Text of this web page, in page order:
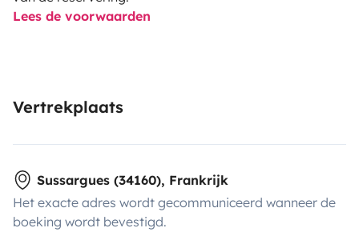
Lees de voorwaarden
Vertrekplaats
Sussargues (34160), Frankrijk
Het exacte adres wordt gecommuniceerd wanneer de
boeking wordt bevestigd.